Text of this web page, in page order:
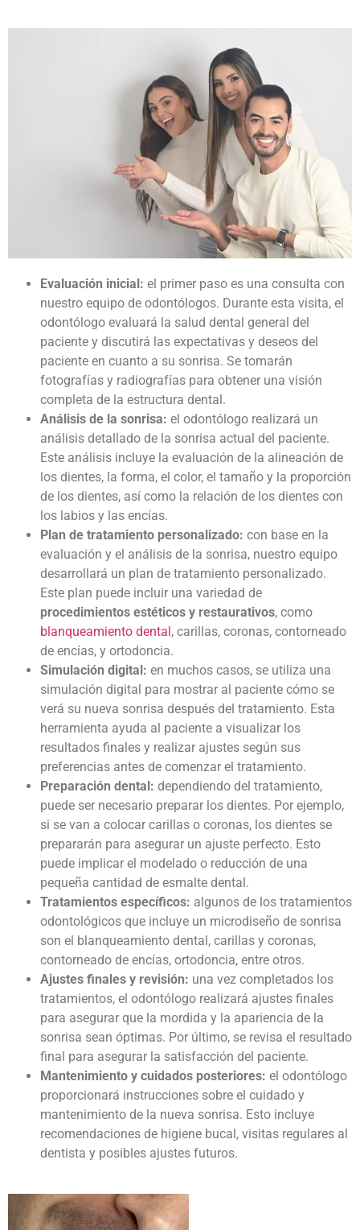
Evaluación inicial: el primer paso es una consulta con
nuestro equipo de odontólogos. Durante esta visita, el
odontólogo evaluará la salud dental general del
paciente y discutirá las expectativas y deseos del
paciente en cuanto a su sonrisa. Se tomarán
fotografías y radiografías para obtener una visión
completa de la estructura dental.
Análisis de la sonrisa: el odontólogo realizará un
análisis detallado de la sonrisa actual del paciente.
Este análisis incluye la evaluación de la alineación de
los dientes, la forma, el color, el tamaño y la proporción
de los dientes, así como la relación de los dientes con
los labios y las encías.
Plan de tratamiento personalizado: con base en la
evaluación y el análisis de la sonrisa, nuestro equipo
desarrollará un plan de tratamiento personalizado.
Este plan puede incluir una variedad de
procedimientos estéticos y restaurativos, como
blanqueamiento dental, carillas, coronas, contorneado
de encías, y ortodoncia.
Simulación digital: en muchos casos, se utiliza una
simulación digital para mostrar al paciente cómo se
verá su nueva sonrisa después del tratamiento. Esta
herramienta ayuda al paciente a visualizar los
resultados finales y realizar ajustes según sus
preferencias antes de comenzar el tratamiento.
Preparación dental: dependiendo del tratamiento,
puede ser necesario preparar los dientes. Por ejemplo,
si se van a colocar carillas o coronas, los dientes se
prepararán para asegurar un ajuste perfecto. Esto
puede implicar el modelado o reducción de una
pequeña cantidad de esmalte dental.
Tratamientos específicos: algunos de los tratamientos
odontológicos que incluye un microdiseño de sonrisa
son el blanqueamiento dental, carillas y coronas,
contorneado de encías, ortodoncia, entre otros.
Ajustes finales y revisión: una vez completados los
tratamientos, el odontólogo realizará ajustes finales
para asegurar que la mordida y la apariencia de la
sonrisa sean óptimas. Por último, se revisa el resultado
final para asegurar la satisfacción del paciente.
Mantenimiento y cuidados posteriores: el odontólogo
proporcionará instrucciones sobre el cuidado y
mantenimiento de la nueva sonrisa. Esto incluye
recomendaciones de higiene bucal, visitas regulares al
dentista y posibles ajustes futuros.